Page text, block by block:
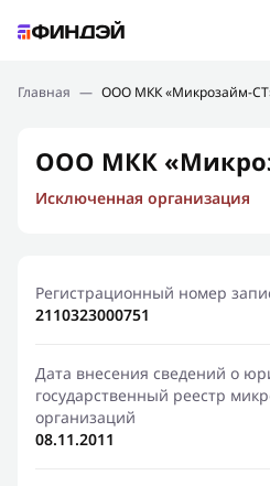
Подбор займа
Новости
Финансовое просвещение
Главная — ООО МКК «Микрозайм-
ООО МКК
Исключенная организация
Регистрационный номер
2110323000751
Дата внесения сведений о
государственный реестр
организаций
08.11.2011
Ошибка:Контактная форма
Спасибо, что написали нам
Мы свяжемся с Вами в
результат
Отправить